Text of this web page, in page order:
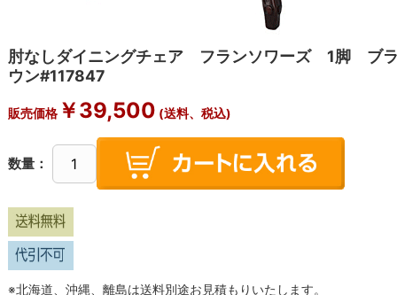
肘なしダイニングチェア フランソワーズ 1脚 ブ
ウン#117847
販売価格￥39,500 (送料、税込)
数量：
※北海道、沖縄、離島は送料別途お見積もりいたします。